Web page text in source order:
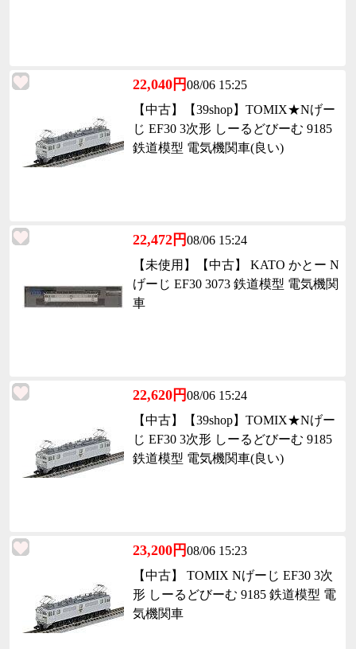
22,040円08/06 15:25
【中古】【39shop】TOMIX★Nげー
じ EF30 3次形 しーるどびーむ 9185
鉄道模型 電気機関車(良い)
22,472円08/06 15:24
【未使用】【中古】 KATO かとー N
げーじ EF30 3073 鉄道模型 電気機関
車
22,620円08/06 15:24
【中古】【39shop】TOMIX★Nげー
じ EF30 3次形 しーるどびーむ 9185
鉄道模型 電気機関車(良い)
23,200円08/06 15:23
【中古】 TOMIX Nげーじ EF30 3次
形 しーるどびーむ 9185 鉄道模型 電
気機関車